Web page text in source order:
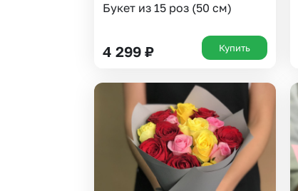
Букет из 15 роз (50 см)
4 299 ₽ Купить